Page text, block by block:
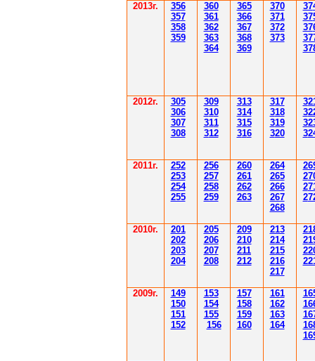
2013г.
356
357
358
359
360
361
362
363
364
365
366
367
368
369
370
371
372
373
37
37
37
2012г. 305
306
307
308
309
310
311
312
313
314
315
316
317
318
319
320
3
3
3
3
2011г.
252
253
254
255
256
257
258
259
260
261
262
263
264
265
266
267
268
26
2
2
2
2010г.
201
202
203
204
205
206
207
208
209
210
211
212
213
214
215
216
217
2009г.
149
150
151
152
153
154
155
156
157
158
159
160
161
162
163
164